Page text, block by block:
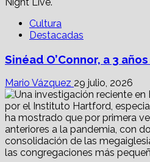
Cultura
Destacadas
Sinéad O’Connor, a 3
Mario Vázquez 29 julio, 2026